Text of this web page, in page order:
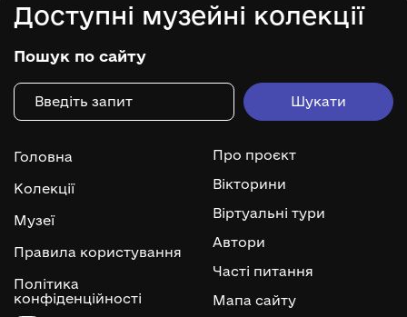
Доступні музейні колекції
Пошук по сайту
Головна
Колекції
Музеї
Правила користування
Політика
конфіденційності
Про проєкт
Вікторини
Віртуальні тури
Автори
Часті питання
Мапа сайту